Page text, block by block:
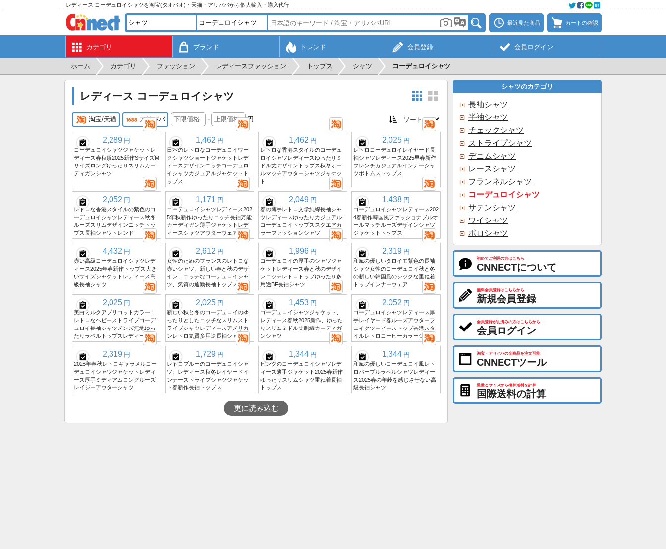
レディース コーデュロイシャツを淘宝(タオバオ)・天猫・アリババから個人輸入・購入代行
最近見た商品 カートの確認
カテゴリ ブランド トレンド 会員登録 会員ログイン
ホーム カテゴリ ファッション レディースファッション トップス シャツ コーデュロイシャツ
レディース コーデュロイシャツ
淘宝/天猫 アリババ - 円
2,289 円
コーデュロイシャツジャケットレ
ディース春秋服2025新作SサイズM
サイズロングゆったりスリムカー
ディガンシャツ
1,462 円
日本のレトロなコーデュロイワー
クシャツショートジャケットレデ
ィースデザインニッチコーデュロ
イシャツカジュアルジャケットト
ップス
1,462 円
レトロな香港スタイルのコーデュ
ロイシャツレディースゆったりミ
ドル丈デザイントップス秋冬オー
ルマッチアウターシャツジャケッ
ト
2,025 円
レトロコーデュロイレイヤード長
袖シャツレディース2025早春新作
フレンチカジュアルインナーシャ
ツボトムストップス
2,052 円
レトロな香港スタイルの紫色のコ
ーデュロイシャツレディース秋冬
ルーズスリムデザインニッチトッ
プス長袖シャツトレンド
1,171 円
コーデュロイシャツレディース202
5年秋新作ゆったりニッチ長袖万能
カーディガン薄手ジャケットレデ
ィースシャツアウターウェア
2,049 円
春の薄手レトロ文学純綿長袖シャ
ツレディースゆったりカジュアル
コーデュロイトップススクエアカ
ラーファッションシャツ
1,438 円
コーデュロイシャツレディース202
4春新作韓国風ファッショナブルオ
ールマッチルーズデザインシャツ
ジャケットトップス
4,432 円
赤い高級コーデュロイシャツレデ
ィース2025年春新作トップス大き
いサイズジャケットレディース高
級長袖シャツ
2,612 円
女性のためのフランスのレトロな
赤いシャツ、新しい春と秋のデザ
イン、ニッチなコーデュロイシャ
ツ、気質の通勤長袖トップス
1,996 円
コーデュロイの厚手のシャツジャ
ケットレディース春と秋のデザイ
ンニッチレトロトップゆったり多
用途BF長袖シャツ
2,319 円
和風の優しいタロイモ紫色の長袖
シャツ女性のコーデュロイ秋と冬
の新しい韓国風のシックな重ね着
トップインナーウェア
2,025 円
美白ミルクアプリコットカラー！
レトロなヘビーストライプコーデ
ュロイ長袖シャツメンズ無地ゆっ
たりラペルトップスレディース春
2,025 円
新しい秋と冬のコーデュロイのゆ
ったりとしたニッチなスリムスト
ライプシャツレディースアメリカ
ンレトロ気質多用途長袖シャツ
1,453 円
コーデュロイシャツジャケット、
レディース春秋2025新作、ゆった
りスリムミドル丈刺繍カーディガ
ンシャツ
2,052 円
コーデュロイシャツレディース厚
手レイヤード春ルーズアウターフ
ェイクツーピーストップ香港スタ
イルレトロコーヒーカラーシャツ
2,319 円
2025年春秋レトロキャラメルコー
デュロイシャツジャケットレディ
ース厚手ミディアムロングルーズ
レイジーアウターシャツ
1,729 円
レトロブルーのコーデュロイシャ
ツ、レディース秋冬レイヤードイ
ンナーストライプシャツジャケッ
ト春新作長袖トップス
1,344 円
ピンクのコーデュロイシャツレデ
ィース薄手ジャケット2025春新作
ゆったりスリムシャツ重ね着長袖
トップス
1,344 円
和風の優しいコーデュロイ風レト
ロパープルラペルシャツレディー
ス2025春の年齢を感じさせない高
級長袖シャツ
更に読み込む
シャツのカテゴリ
長袖シャツ
半袖シャツ
チェックシャツ
ストライプシャツ
デニムシャツ
レースシャツ
フランネルシャツ
コーデュロイシャツ
サテンシャツ
ワイシャツ
ポロシャツ
初めてご利用の方はこちら
CNNECTについて
無料会員登録はこちらから
新規会員登録
会員登録がお済みの方はこちらから
会員ログイン
淘宝・アリババの全商品を注文可能
CNNECTツール
重量とサイズから概算送料を計算
国際送料の計算